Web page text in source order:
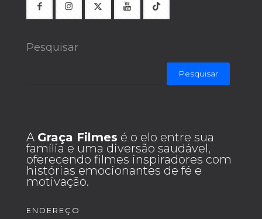
Pesquisar
Pesquisar
A Graça Filmes é o elo entre sua
família e uma diversão saudável,
oferecendo filmes inspiradores com
histórias emocionantes de fé e
motivação.
ENDEREÇO